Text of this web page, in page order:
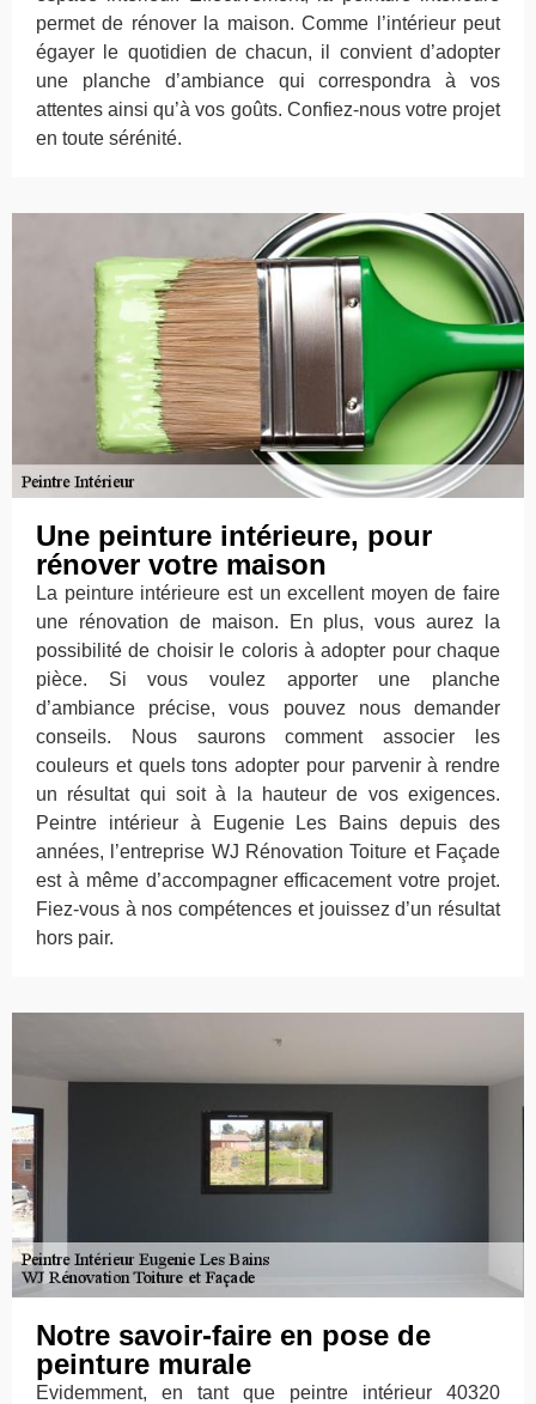
permet de rénover la maison. Comme l’intérieur peut
égayer le quotidien de chacun, il convient d’adopter
une planche d’ambiance qui correspondra à vos
attentes ainsi qu’à vos goûts. Confiez-nous votre projet
en toute sérénité.
Une peinture intérieure, pour
rénover votre maison
La peinture intérieure est un excellent moyen de faire
une rénovation de maison. En plus, vous aurez la
possibilité de choisir le coloris à adopter pour chaque
pièce. Si vous voulez apporter une planche
d’ambiance précise, vous pouvez nous demander
conseils. Nous saurons comment associer les
couleurs et quels tons adopter pour parvenir à rendre
un résultat qui soit à la hauteur de vos exigences.
Peintre intérieur à Eugenie Les Bains depuis des
années, l’entreprise WJ Rénovation Toiture et Façade
est à même d’accompagner efficacement votre projet.
Fiez-vous à nos compétences et jouissez d’un résultat
hors pair.
Notre savoir-faire en pose de
peinture murale
Evidemment, en tant que peintre intérieur 40320